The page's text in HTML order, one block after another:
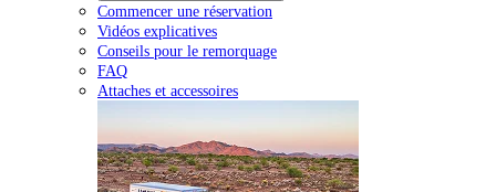
Commencer une réservation
Vidéos explicatives
Conseils pour le remorquage
FAQ
Attaches et accessoires